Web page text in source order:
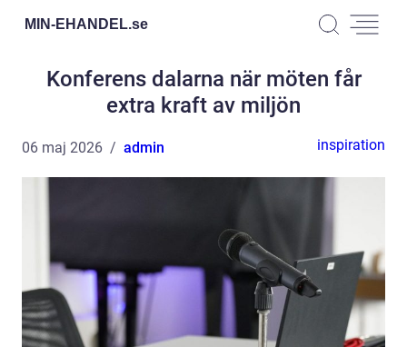
MIN-EHANDEL.se
Konferens dalarna när möten får
extra kraft av miljön
06 maj 2026 admin inspiration